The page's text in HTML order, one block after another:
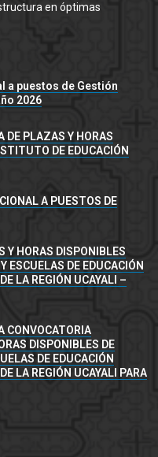
en óptimas
a puestos de Gestión
2026
DE PLAZAS Y HORAS
DE EDUCACIÓN
A PUESTOS DE
Y HORAS DISPONIBLES
ESCUELAS DE EDUCACIÓN
LA REGIÓN UCAYALI –
CONVOCATORIA
DISPONIBLES DE
DE EDUCACIÓN
LA REGIÓN UCAYALI PARA